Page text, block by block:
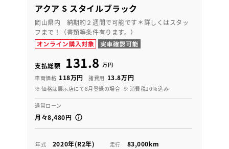
アクア S スタイルブラック
岡山県内 納期約２週間で可能です＊詳しくはスタッ
フまで！（書類等条件有ります。）
支払総額 131.8 万円
車両価格 118万円 諸費用 13.8万円
※ 価格は展示店にて8月登録の場合 ※ 消費税10％込み
通常ローン
月々8,480円
年式 2020年(R2年) 走行 83,000km